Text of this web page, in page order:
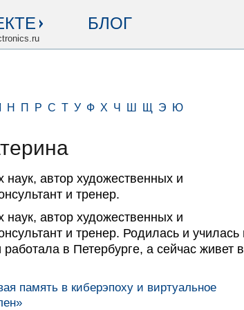
БЛОГ
Н П Р С Т У Ф Х Ч Ш Щ Э Ю
автор художественных и
и тренер.
автор художественных и
и тренер. Родилась и училась
в Петербурге, а сейчас живет в
память в киберэпоху и виртуальное